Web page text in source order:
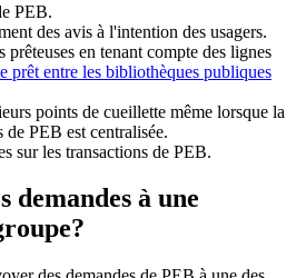
PEB.
des avis à l'intention des usagers.
en tenant compte des lignes
prêt entre les bibliothèques publiques
points de cueillette même lorsque la
de PEB est centralisée.
sur les transactions de PEB.
demandes à une